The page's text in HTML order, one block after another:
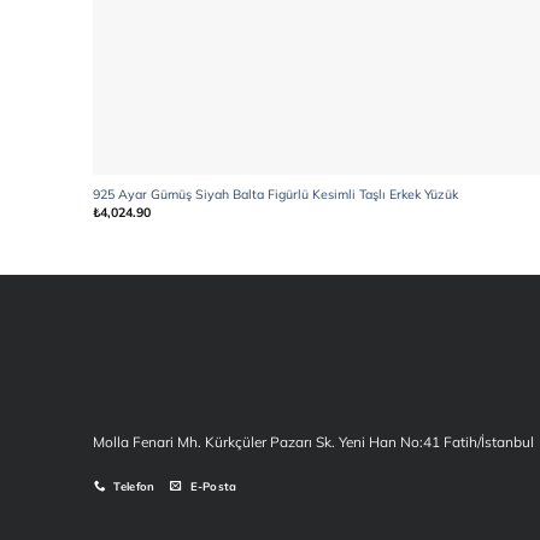
925 Ayar Gümüş Siyah Balta Figürlü Kesimli Taşlı Erkek Yüzük
₺4,024.90
Molla Fenari Mh. Kürkçüler Pazarı Sk. Yeni Han No:41 Fatih/İstanbul
Telefon E-Posta